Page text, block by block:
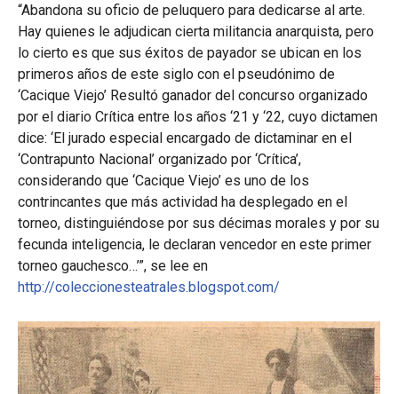
“Abandona su oficio de peluquero para dedicarse al arte.
Hay quienes le adjudican cierta militancia anarquista, pero
lo cierto es que sus éxitos de payador se ubican en los
primeros años de este siglo con el pseudónimo de
‘Cacique Viejo’ Resultó ganador del concurso organizado
por el diario Crítica entre los años ‘21 y ‘22, cuyo dictamen
dice: ‘El jurado especial encargado de dictaminar en el
‘Contrapunto Nacional’ organizado por ‘Crítica’,
considerando que ‘Cacique Viejo’ es uno de los
contrincantes que más actividad ha desplegado en el
torneo, distinguiéndose por sus décimas morales y por su
fecunda inteligencia, le declaran vencedor en este primer
torneo gauchesco…’”, se lee en
http://coleccionesteatrales.blogspot.com/